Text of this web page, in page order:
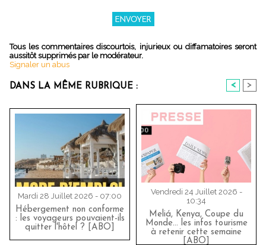
Tous les commentaires discourtois, injurieux ou diffamatoires seront
aussitôt supprimés par le modérateur.
Signaler un abus
DANS LA MÊME RUBRIQUE : < >
Mardi 28 Juillet 2026 - 07:00
Hébergement non conforme
: les voyageurs pouvaient-ils
quitter l'hôtel ? [ABO]
Vendredi 24 Juillet 2026 -
10:34
Meliá, Kenya, Coupe du
Monde… les infos tourisme
à retenir cette semaine
[ABO]